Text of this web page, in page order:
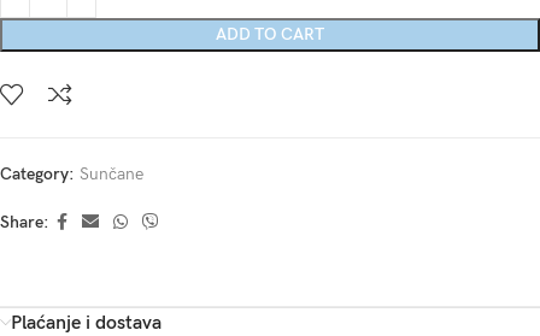
ADD TO CART
Category: Sunčane
Share:
Plaćanje i dostava